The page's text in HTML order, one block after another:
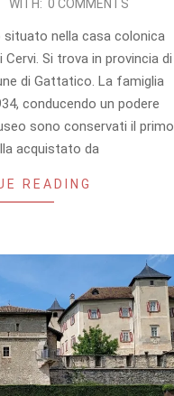
WITH: 0 COMMENTS
situato nella casa colonica
Si trova in provincia di
di Gattatico. La famiglia
conducendo un podere
sono conservati il primo
acquistato da
READING